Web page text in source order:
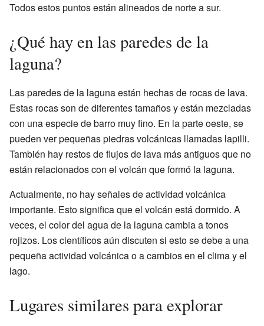
Todos estos puntos están alineados de norte a sur.
¿Qué hay en las paredes de la
laguna?
Las paredes de la laguna están hechas de rocas de lava.
Estas rocas son de diferentes tamaños y están mezcladas
con una especie de barro muy fino. En la parte oeste, se
pueden ver pequeñas piedras volcánicas llamadas lapilli.
También hay restos de flujos de lava más antiguos que no
están relacionados con el volcán que formó la laguna.
Actualmente, no hay señales de actividad volcánica
importante. Esto significa que el volcán está dormido. A
veces, el color del agua de la laguna cambia a tonos
rojizos. Los científicos aún discuten si esto se debe a una
pequeña actividad volcánica o a cambios en el clima y el
lago.
Lugares similares para explorar